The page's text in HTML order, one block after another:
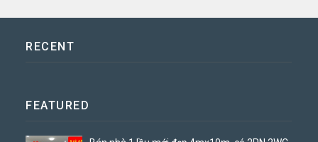
RECENT
FEATURED